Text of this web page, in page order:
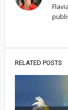
RELATED POSTS